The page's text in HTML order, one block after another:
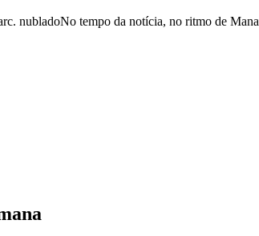
nubladoNo tempo da notícia, no ritmo de